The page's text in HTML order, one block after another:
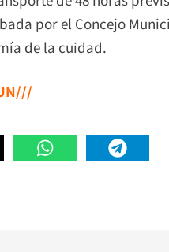
por el Concejo
de la cuidad.